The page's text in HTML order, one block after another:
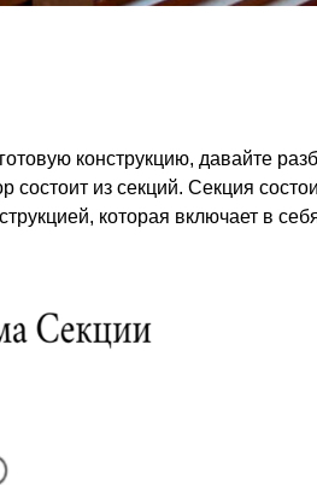
конструкцию, давайте
из секций. Секция
которая включает в